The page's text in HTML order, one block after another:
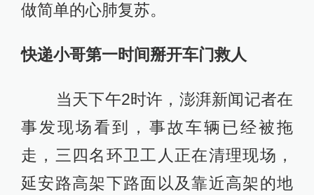
做简单的心肺复苏。
快递小哥第一时间掰开车门救人
当天下午2时许，澎湃新闻记者在
事发现场看到，事故车辆已经被拖
走，三四名环卫工人正在清理现场，
延安路高架下路面以及靠近高架的地